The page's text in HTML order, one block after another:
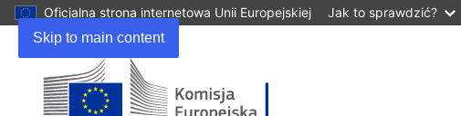
Skip to main content
Oficjalna strona internetowa Unii Europejskiej Jak to sprawdzić?